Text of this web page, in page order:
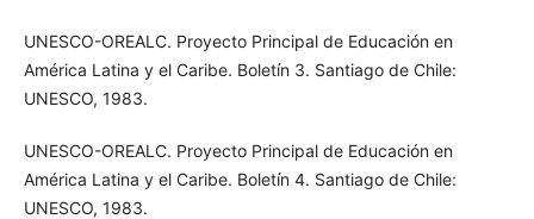
UNESCO-OREALC. Proyecto Principal de Educación en
América Latina y el Caribe. Boletín 3. Santiago de Chile:
UNESCO, 1983.
UNESCO-OREALC. Proyecto Principal de Educación en
América Latina y el Caribe. Boletín 4. Santiago de Chile:
UNESCO, 1983.